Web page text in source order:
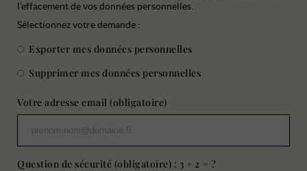
l’effacement de vos données personnelles.
Sélectionnez votre demande :
Exporter mes données personnelles
Supprimer mes données personnelles
Votre adresse email (obligatoire)
Question de sécurité (obligatoire) : 3 + 2 = ?